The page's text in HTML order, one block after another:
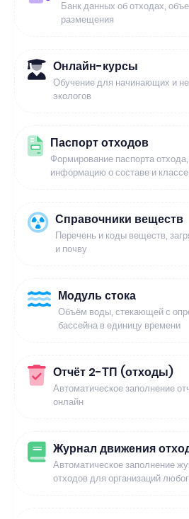
Банк данных об отходах,
размещения
Онлайн-курсы
Обучение для начинающих и
экологов
Паспорт отходов
Формирование паспорта
информацию о составе и
Справочники веществ
Перечень и коды веществ,
и почву
Модуль стока
Объём воды, стекающей с
бассейна в единицу времени
Отчёт 2-ТП (отходы)
Автоматическое заполнение
онлайн
Журнал движения
Автоматическое заполнение
отходов для организаций